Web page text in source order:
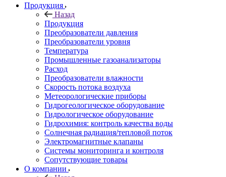
Продукция
Назад
Продукция
Преобразователи давления
Преобразователи уровня
Температура
Промышленные газоанализаторы
Расход
Преобразователи влажности
Скорость потока воздуха
Метеорологические приборы
Гидрогеологическое оборудование
Гидрологическое оборудование
Гидрохимия: контроль качества воды
Солнечная радиация/тепловой поток
Электромагнитные клапаны
Системы мониторинга и контроля
Сопутствующие товары
О компании